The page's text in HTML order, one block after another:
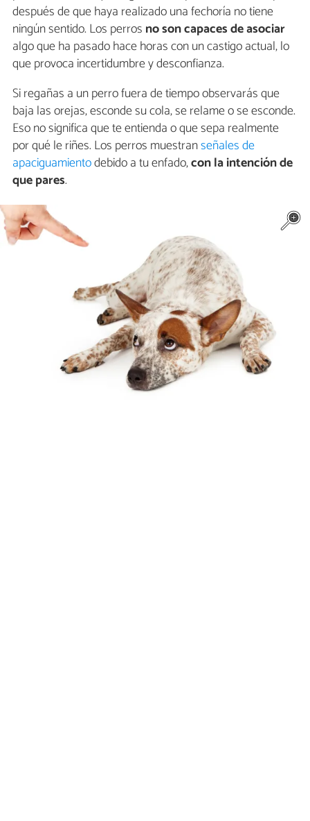
después de que haya realizado una fechoría no tiene
ningún sentido. Los perros no son capaces de asociar
algo que ha pasado hace horas con un castigo actual, lo
que provoca incertidumbre y desconfianza.
Si regañas a un perro fuera de tiempo observarás que
baja las orejas, esconde su cola, se relame o se esconde.
Eso no significa que te entienda o que sepa realmente
por qué le riñes. Los perros muestranseñales de
apaciguamientodebido a tu enfado,con la intención de
que pares.